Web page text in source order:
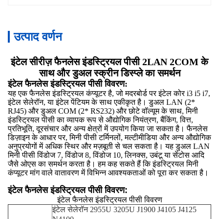
उत्पाद वर्णन
इंटेल सीरीज़ फैनलेस इंडस्ट्रियल पीसी 2LAN 2COM के
साथ और डुअल स्क्रीन डिस्प्ले का समर्थन
इंटेल फैनलेस इंडस्ट्रियल पीसी विवरण:
यह एक फैनलेस इंडस्ट्रियल कंप्यूटर है, जो मदरबोर्ड पर इंटेल कोर i3 i5 i7,
इंटेल सेलेरॉन, या इंटेल पेंटियम के साथ एकीकृत है। डुअल LAN (2*
RJ45) और डुअल COM (2* RS232) और छोटे वॉल्यूम के साथ, मिनी
इंडस्ट्रियल पीसी का व्यापक रूप से औद्योगिक नियंत्रण, बैंकिंग, वित्त,
प्रतिभूति, दूरसंचार और अन्य क्षेत्रों में उपयोग किया जा सकता है। फैनलेस
डिज़ाइन के आधार पर, मिनी पीसी टर्मिनलों, मल्टीमीडिया और अन्य औद्योगिक
अनुप्रयोगों में अधिक स्थिर और मज़बूती से चल सकता है। यह डुअल LAN
मिनी पीसी विंडोज 7, विंडोज 8, विंडोज 10, लिनक्स, उबंटू या सेंटोस आदि
जैसे ओएस का समर्थन करता है। हम कह सकते हैं कि इंडस्ट्रियल मिनी
कंप्यूटर मांग वाले वातावरण में विभिन्न आवश्यकताओं को पूरा कर सकता है।
इंटेल फैनलेस इंडस्ट्रियल पीसी विवरण:
इंटेल फैनलेस इंडस्ट्रियल पीसी विवरण
इंटेल सेलेरॉन 2955U 3205U J1900 J4105 J4125